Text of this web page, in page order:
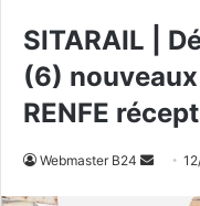
SITARAIL |
(6)
RENFE
Webmaster B24